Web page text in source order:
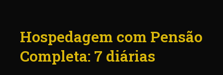
Hospedagem com Pensão
Completa: 7 diárias